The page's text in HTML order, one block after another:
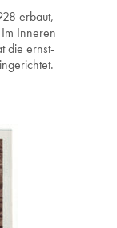
erbaut,
Inneren
die ernst-